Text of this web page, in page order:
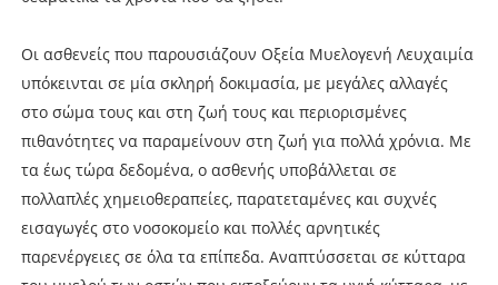
Οι ασθενείς που παρουσιάζουν Οξεία Μυελογενή Λευχαιμία
υπόκεινται σε μία σκληρή δοκιμασία, με μεγάλες αλλαγές
στο σώμα τους και στη ζωή τους και περιορισμένες
πιθανότητες να παραμείνουν στη ζωή για πολλά χρόνια. Με
τα έως τώρα δεδομένα, ο ασθενής υποβάλλεται σε
πολλαπλές χημειοθεραπείες, παρατεταμένες και συχνές
εισαγωγές στο νοσοκομείο και πολλές αρνητικές
παρενέργειες σε όλα τα επίπεδα. Αναπτύσσεται σε κύτταρα